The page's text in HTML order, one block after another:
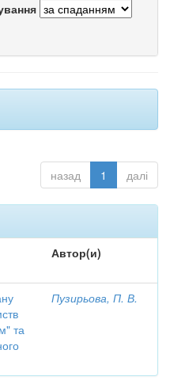
назад 1 далі
Автор(и)
та
Пузирьова, П. В.